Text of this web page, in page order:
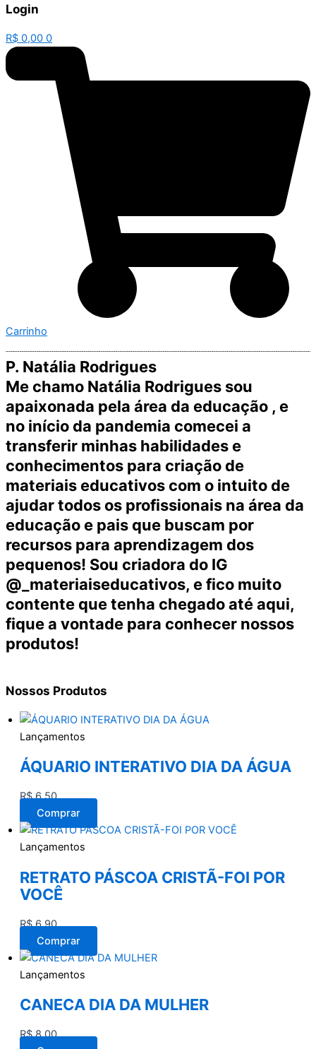
Login
R$ 0,00 0
Carrinho
P. Natália Rodrigues
Me chamo Natália Rodrigues sou
apaixonada pela área da educação , e
no início da pandemia comecei a
transferir minhas habilidades e
conhecimentos para criação de
materiais educativos com o intuito de
ajudar todos os profissionais na área da
educação e pais que buscam por
recursos para aprendizagem dos
pequenos! Sou criadora do IG
@_materiaiseducativos, e fico muito
contente que tenha chegado até aqui,
fique a vontade para conhecer nossos
produtos!
Nossos Produtos
Lançamentos
ÁQUARIO INTERATIVO DIA DA ÁGUA
R$6,50
Comprar
Lançamentos
RETRATO PÁSCOA CRISTÃ-FOI POR
VOCÊ
R$6,90
Comprar
Lançamentos
CANECA DIA DA MULHER
R$8,00